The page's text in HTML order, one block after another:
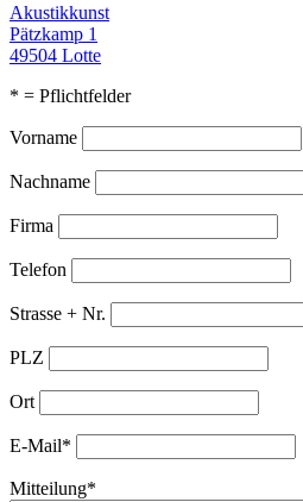
Akustikkunst
Pätzkamp 1
49504 Lotte
* = Pflichtfelder
Vorname
Nachname
Firma
Telefon
Strasse + Nr.
PLZ
Ort
E-Mail*
Mitteilung*